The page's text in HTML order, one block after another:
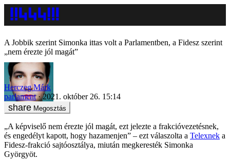
A Jobbik szerint Simonka ittas volt a Parlamentben, a Fidesz szerint
„nem érezte jól magát”
Herczeg Márk
parlament
2021. október 26. 15:14
Megosztás
„A képviselő nem érezte jól magát, ezt jelezte a frakcióvezetésnek,
és engedélyt kapott, hogy hazamenjen” – ezt válaszolta a Telexnek a
Fidesz-frakció sajtóosztálya, miután megkeresték Simonka
Györgyöt.